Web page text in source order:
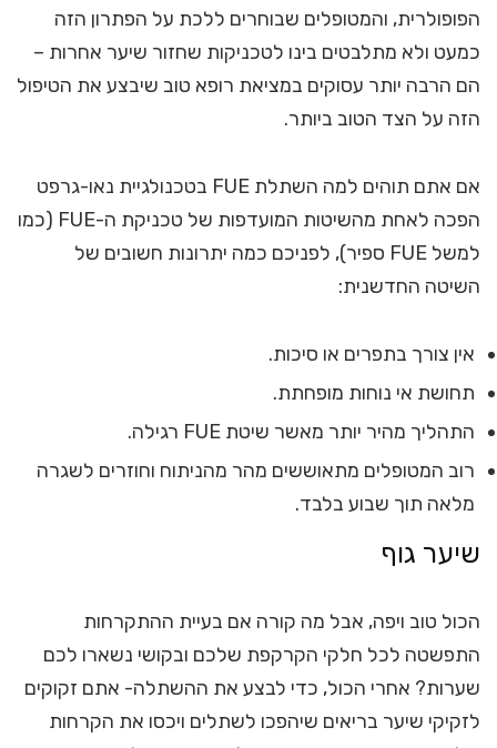
הפופולרית, והמטופלים שבוחרים ללכת על הפתרון הזה
כמעט ולא מתלבטים בינו לטכניקות שחזור שיער אחרות –
הם הרבה יותר עסוקים במציאת רופא טוב שיבצע את הטיפול
הזה על הצד הטוב ביותר.
אם אתם תוהים למה השתלת FUE בטכנולגיית נאו-גרפט
הפכה לאחת מהשיטות המועדפות של טכניקת ה-FUE (כמו
למשל FUE ספיר), לפניכם כמה יתרונות חשובים של
השיטה החדשנית:
אין צורך בתפרים או סיכות.
תחושת אי נוחות מופחתת.
התהליך מהיר יותר מאשר שיטת FUE רגילה.
רוב המטופלים מתאוששים מהר מהניתוח וחוזרים לשגרה
מלאה תוך שבוע בלבד.
שיער גוף
הכול טוב ויפה, אבל מה קורה אם בעיית ההתקרחות
התפשטה לכל חלקי הקרקפת שלכם ובקושי נשארו לכם
שערות? אחרי הכול, כדי לבצע את ההשתלה- אתם זקוקים
לזקיקי שיער בריאים שיהפכו לשתלים ויכסו את הקרחות